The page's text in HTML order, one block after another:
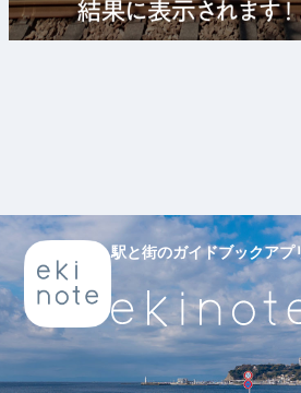
駅と街のガイドブックアプ